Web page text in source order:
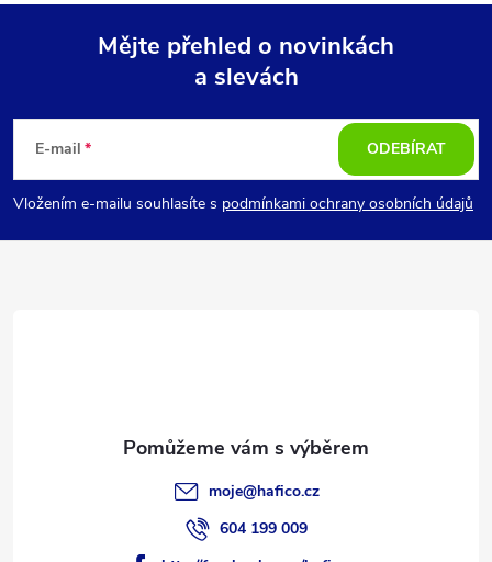
p
Mějte přehled o novinkách
a slevách
E-mail
Vložením e-mailu souhlasíte s podmínkami ochrany osobních údajů
ODEBÍRAT
moje@hafico.cz
604 199 009